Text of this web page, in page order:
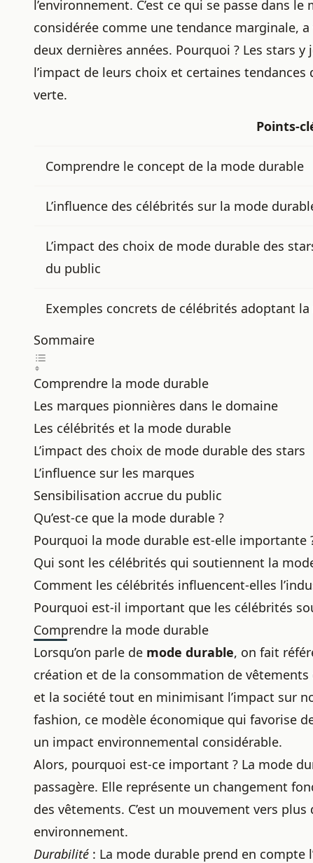
l’environnement. C’est ce qui se passe dans
considérée comme une tendance marginale,
deux dernières années. Pourquoi ? Les stars
l’impact de leurs choix et certaines tendances
verte.
Points-
Comprendre le concept de la mode durable
L’influence des célébrités sur la mode
L’impact des choix de mode durable des
du public
Exemples concrets de célébrités adoptant
Sommaire
Comprendre la mode durable
Les marques pionnières dans le domaine
Les célébrités et la mode durable
L’impact des choix de mode durable des stars
L’influence sur les marques
Sensibilisation accrue du public
Qu’est-ce que la mode durable ?
Pourquoi la mode durable est-elle importante
Qui sont les célébrités qui soutiennent la
Comment les célébrités influencent-elles
Pourquoi est-il important que les célébrités
Comprendre la mode durable
Lorsqu’on parle de mode durable, on fait
création et de la consommation de
et la société tout en minimisant l’impact sur
fashion, ce modèle économique qui favorise
un impact environnemental considérable.
Alors, pourquoi est-ce important ? La mode
passagère. Elle représente un changement
des vêtements. C’est un mouvement vers
environnement.
Durabilité : La mode durable prend en compte